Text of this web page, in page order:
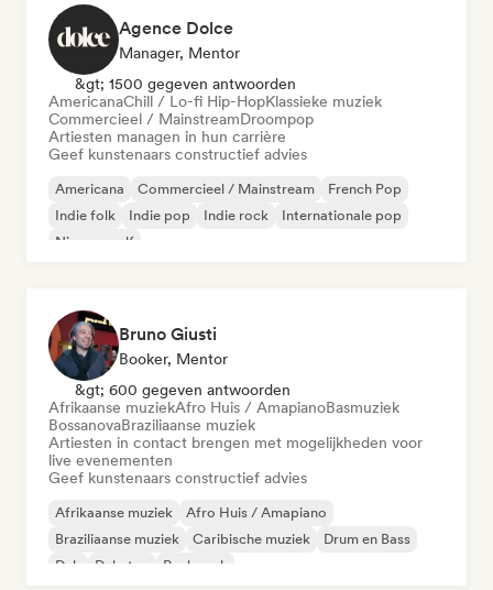
Agence Dolce
Manager, Mentor
&gt; 1500 gegeven antwoorden
AmericanaChill / Lo-fi Hip-HopKlassieke muziek
Commercieel / MainstreamDroompop
Artiesten managen in hun carrière
Geef kunstenaars constructief advies
Americana Commercieel / Mainstream
French Pop
Indie folk
Indie pop Indie rock
Internationale pop
Nieuwe golf
Bruno Giusti
Booker, Mentor
&gt; 600 gegeven antwoorden
Afrikaanse muziekAfro Huis / AmapianoBasmuziek
BossanovaBraziliaanse muziek
Artiesten in contact brengen met mogelijkheden voor
live evenementen
Geef kunstenaars constructief advies
Afrikaanse muziek
Afro Huis / Amapiano
Braziliaanse muziek
Caribische muziek
Drum en Bass
Dub
Dubstep Punk rock